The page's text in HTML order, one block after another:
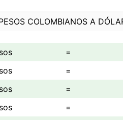
COLOMBIANOS A
=
=
=
=